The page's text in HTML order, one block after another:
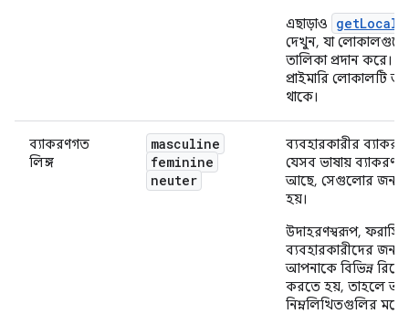
এছাড়াও
দেখুন, যা লোকালগুলোর
তালিকা প্রদান করে।
প্রাইমারি লোকালটি
থাকে।
ব্যাকরণগত
লিঙ্গ
masculine
feminine
neuter
ব্যবহারকারীর
যেসব ভাষায়
আছে, সেগুলোর জন্য
হয়।
উদাহরণস্বরূপ,
ব্যবহারকারীদের জন্য
আপনাকে বিভিন্ন
করতে হয়, তাহলে
নিম্নলিখিতগুলির মতো